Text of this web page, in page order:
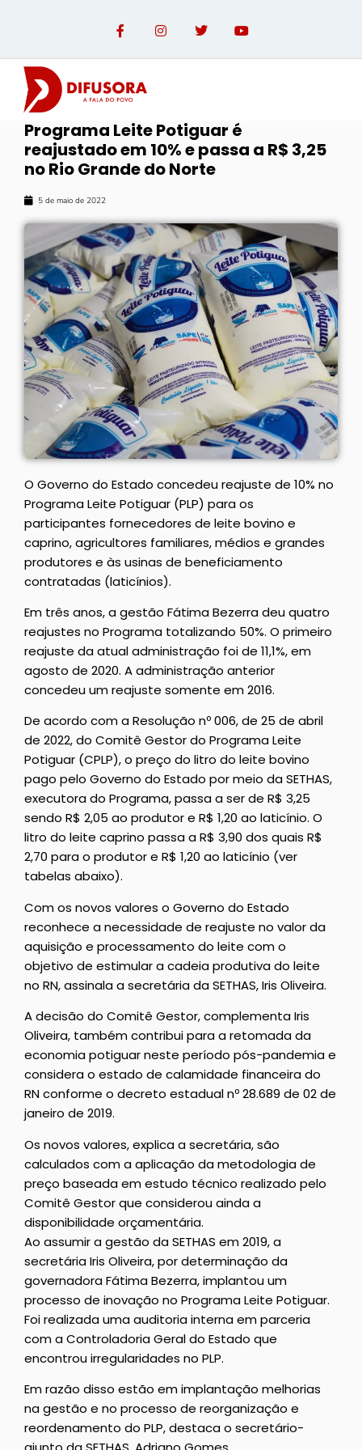
Programa Leite Potiguar é
reajustado em 10% e passa a R$ 3,25
no Rio Grande do Norte
5 de maio de 2022
O Governo do Estado concedeu reajuste de 10% no
Programa Leite Potiguar (PLP) para os
participantes fornecedores de leite bovino e
caprino, agricultores familiares, médios e grandes
produtores e às usinas de beneficiamento
contratadas (laticínios).
Em três anos, a gestão Fátima Bezerra deu quatro
reajustes no Programa totalizando 50%. O primeiro
reajuste da atual administração foi de 11,1%, em
agosto de 2020. A administração anterior
concedeu um reajuste somente em 2016.
De acordo com a Resolução nº 006, de 25 de abril
de 2022, do Comitê Gestor do Programa Leite
Potiguar (CPLP), o preço do litro do leite bovino
pago pelo Governo do Estado por meio da SETHAS,
executora do Programa, passa a ser de R$ 3,25
sendo R$ 2,05 ao produtor e R$ 1,20 ao laticínio. O
litro do leite caprino passa a R$ 3,90 dos quais R$
2,70 para o produtor e R$ 1,20 ao laticínio (ver
tabelas abaixo).
Com os novos valores o Governo do Estado
reconhece a necessidade de reajuste no valor da
aquisição e processamento do leite com o
objetivo de estimular a cadeia produtiva do leite
no RN, assinala a secretária da SETHAS, Iris Oliveira.
A decisão do Comitê Gestor, complementa Iris
Oliveira, também contribui para a retomada da
economia potiguar neste período pós-pandemia e
considera o estado de calamidade financeira do
RN conforme o decreto estadual nº 28.689 de 02 de
janeiro de 2019.
Os novos valores, explica a secretária, são
calculados com a aplicação da metodologia de
preço baseada em estudo técnico realizado pelo
Comitê Gestor que considerou ainda a
disponibilidade orçamentária.
Ao assumir a gestão da SETHAS em 2019, a
secretária Iris Oliveira, por determinação da
governadora Fátima Bezerra, implantou um
processo de inovação no Programa Leite Potiguar.
Foi realizada uma auditoria interna em parceria
com a Controladoria Geral do Estado que
encontrou irregularidades no PLP.
Em razão disso estão em implantação melhorias
na gestão e no processo de reorganização e
reordenamento do PLP, destaca o secretário-